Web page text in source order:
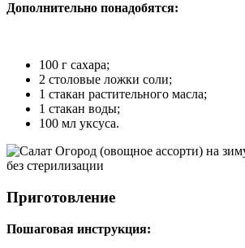
Дополнительно понадобятся:
100 г сахара;
2 столовые ложки соли;
1 стакан растительного масла;
1 стакан воды;
100 мл уксуса.
Приготовление
Пошаговая инструкция: